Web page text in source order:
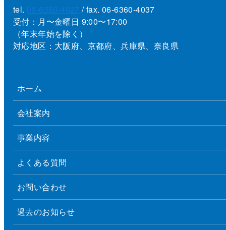
tel. 06-6360-4027 / fax. 06-6360-4037
受付：月〜金曜日 9:00〜17:00
（年末年始を除く）
対応地区：大阪府、京都府、兵庫県、奈良県
ホーム
会社案内
事業内容
よくある質問
お問い合わせ
過去のお知らせ